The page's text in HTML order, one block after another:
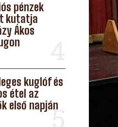
pénzek
kutatja
Ákos
kuglóf és
étel az
első napján